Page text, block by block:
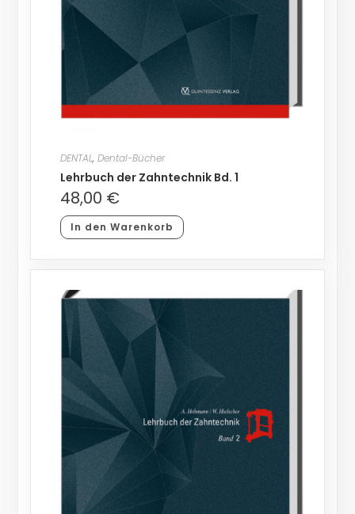
DENTAL, Dental-Bücher
Lehrbuch der Zahntechnik Bd. 1
48,00 €
In den Warenkorb